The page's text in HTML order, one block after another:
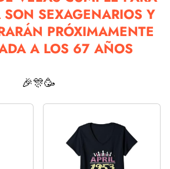
SON SEXAGENARIOS Y
PRÓXIMAMENTE
A LOS 67 AÑOS
🎉🎊🥳